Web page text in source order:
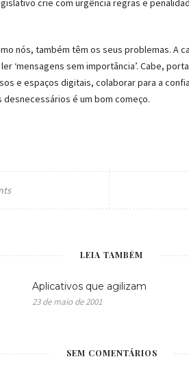
crie com urgência regras e
nós, também têm os seus problemas. A
‘mensagens sem importância’. Cabe,
e espaços digitais, colaborar para a
é um bom começo.
LEIA TAMBÉM
Aplicativos que agilizam
23 de maio de 2001
SEM COMENTÁRIOS